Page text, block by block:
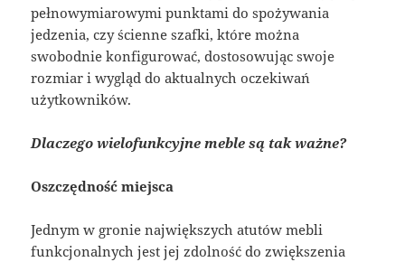
pełnowymiarowymi punktami do spożywania
jedzenia, czy ścienne szafki, które można
swobodnie konfigurować, dostosowując swoje
rozmiar i wygląd do aktualnych oczekiwań
użytkowników.
Dlaczego wielofunkcyjne meble są tak ważne?
Oszczędność miejsca
Jednym w gronie największych atutów mebli
funkcjonalnych jest jej zdolność do zwiększenia